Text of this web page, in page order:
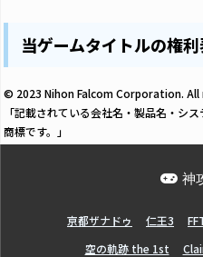
当ゲームタイトルの権
© 2023 Nihon Falcom Corporation.
「記載されている会社名・製品名・シ
商標です。」
神
亰都ザナドゥ 仁王3
空の軌跡 the 1st